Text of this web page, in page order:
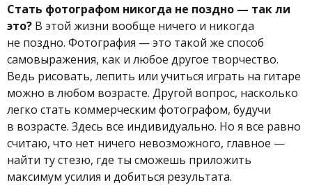
Стать фотографом никогда не поздно — так ли
это? В этой жизни вообще ничего и никогда
не поздно. Фотография — это такой же способ
самовыражения, как и любое другое творчество.
Ведь рисовать, лепить или учиться играть на гитаре
можно в любом возрасте. Другой вопрос, насколько
легко стать коммерческим фотографом, будучи
в возрасте. Здесь все индивидуально. Но я все равно
считаю, что нет ничего невозможного, главное —
найти ту стезю, где ты сможешь приложить
максимум усилия и добиться результата.